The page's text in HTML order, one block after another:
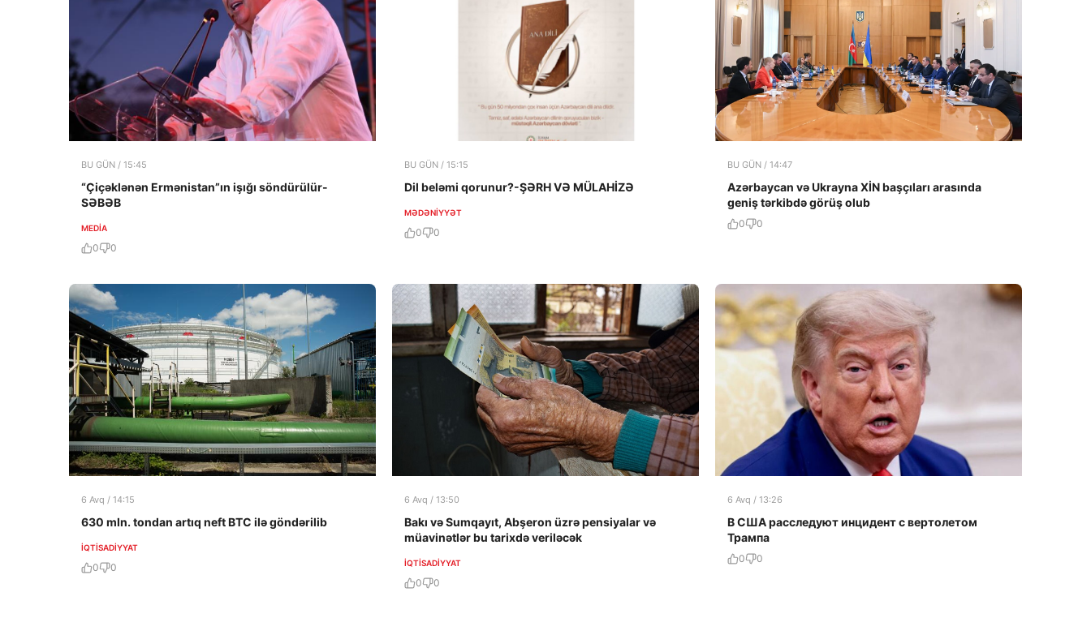
BU GÜN / 15:45
“Çiçəklənən Ermənistan”ın işığı söndürülür-
SƏBƏB
MEDİA
0 0
BU GÜN / 15:15
Dil beləmi qorunur?-ŞƏRH VƏ MÜLAHİZƏ
MƏDƏNIYYƏT
0 0
BU GÜN / 14:47
Azərbaycan və Ukrayna XİN başçıları arasında
geniş tərkibdə görüş olub
0 0
6 Avq / 14:15
630 mln. tondan artıq neft BTC ilə göndərilib
İQTISADIYYAT
0 0
6 Avq / 13:50
Bakı və Sumqayıt, Abşeron üzrə pensiyalar və
müavinətlər bu tarixdə veriləcək
İQTISADIYYAT
0 0
6 Avq / 13:26
В США расследуют инцидент с вертолетом
Трампа
0 0